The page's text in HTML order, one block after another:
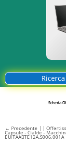
Scheda
← Precedente ||
Capsule - Cialde -